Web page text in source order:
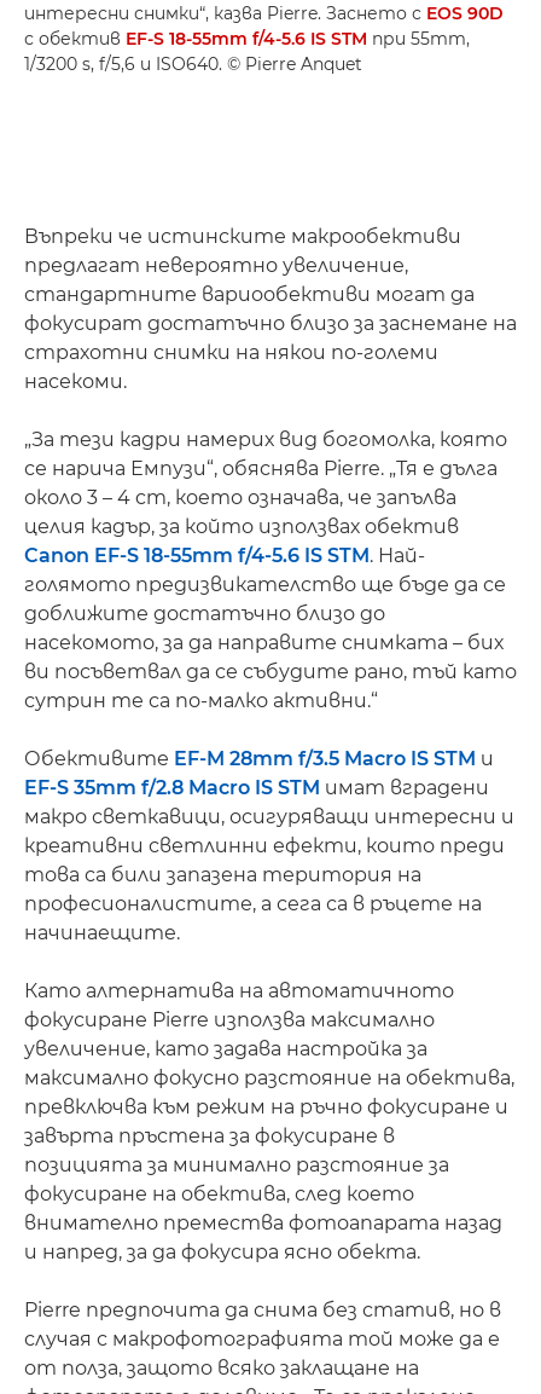
интересни снимки“, казва Pierre. Заснето с EOS 90D
с обектив EF-S 18-55mm f/4-5.6 IS STM при 55mm,
1/3200 s, f/5,6 и ISO640. © Pierre Anquet
Въпреки че истинските макрообективи
предлагат невероятно увеличение,
стандартните вариообективи могат да
фокусират достатъчно близо за заснемане на
страхотни снимки на някои по-големи
насекоми.
„За тези кадри намерих вид богомолка, която
се нарича Емпузи“, обяснява Pierre. „Тя е дълга
около 3 – 4 cm, което означава, че запълва
целия кадър, за който използвах обектив
Canon EF-S 18-55mm f/4-5.6 IS STM. Най-
голямото предизвикателство ще бъде да се
доближите достатъчно близо до
насекомото, за да направите снимката – бих
ви посъветвал да се събудите рано, тъй като
сутрин те са по-малко активни.“
Обективите EF-M 28mm f/3.5 Macro IS STM и
EF-S 35mm f/2.8 Macro IS STM имат вградени
макро светкавици, осигуряващи интересни и
креативни светлинни ефекти, които преди
това са били запазена територия на
професионалистите, а сега са в ръцете на
начинаещите.
Като алтернатива на автоматичното
фокусиране Pierre използва максимално
увеличение, като задава настройка за
максимално фокусно разстояние на обектива,
превключва към режим на ръчно фокусиране и
завърта пръстена за фокусиране в
позицията за минимално разстояние за
фокусиране на обектива, след което
внимателно премества фотоапарата назад
и напред, за да фокусира ясно обекта.
Pierre предпочита да снима без статив, но в
случая с макрофотографията той може да е
от полза, защото всяко заклащане на